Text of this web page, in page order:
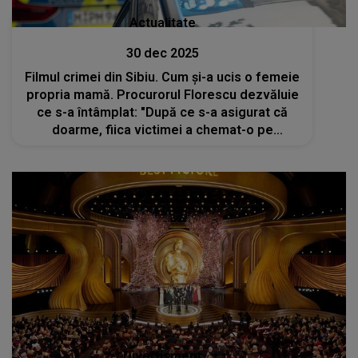
Actualitate
30 dec 2025
Filmul crimei din Sibiu. Cum și-a ucis o femeie
propria mamă. Procurorul Florescu dezvăluie
ce s-a întâmplat: "După ce s-a asigurat că
doarme, fiica victimei a chemat-o pe